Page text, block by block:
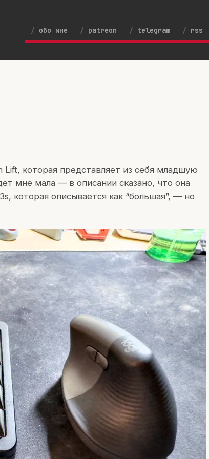
обо мне patreon telegram rss
которая представляет из себя младшую
мне мала — в описании сказано, что она
которая описывается как “большая”, — но